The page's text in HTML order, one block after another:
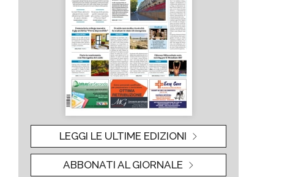
LEGGI LE ULTIME EDIZIONI
ABBONATI AL GIORNALE